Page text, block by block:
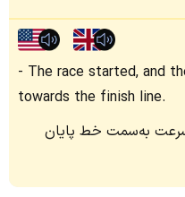
The race started, and
towards the finish line.
به‌سمت خط پایان